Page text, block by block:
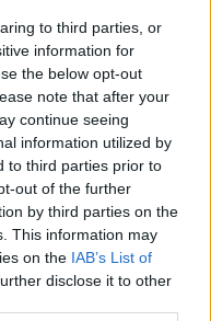
to third parties, or
information for
the below opt-out
note that after your
continue seeing
information utilized by
to third parties prior to
out of the further
by third parties on the
This information may
on the IAB’s List of
disclose it to other